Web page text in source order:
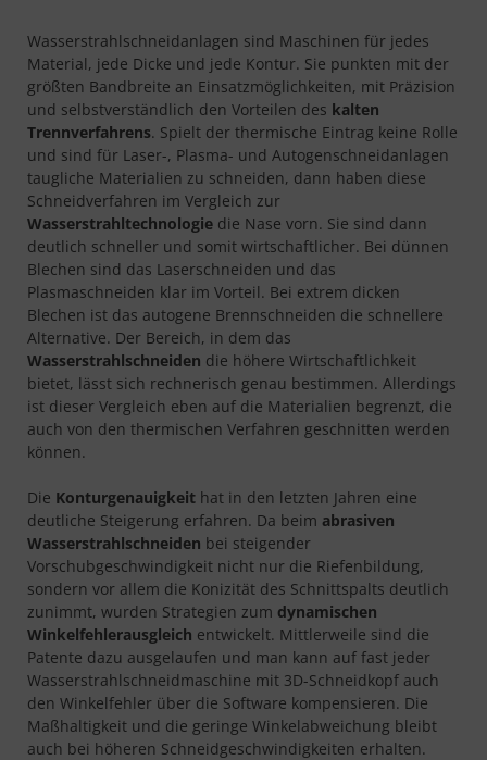
Wasserstrahlschneidanlagen sind Maschinen für jedes
Material, jede Dicke und jede Kontur. Sie punkten mit der
größten Bandbreite an Einsatzmöglichkeiten, mit Präzision
und selbstverständlich den Vorteilen des kalten
Trennverfahrens. Spielt der thermische Eintrag keine Rolle
und sind für Laser-, Plasma- und Autogenschneidanlagen
taugliche Materialien zu schneiden, dann haben diese
Schneidverfahren im Vergleich zur
Wasserstrahltechnologie die Nase vorn. Sie sind dann
deutlich schneller und somit wirtschaftlicher. Bei dünnen
Blechen sind das Laserschneiden und das
Plasmaschneiden klar im Vorteil. Bei extrem dicken
Blechen ist das autogene Brennschneiden die schnellere
Alternative. Der Bereich, in dem das
Wasserstrahlschneiden die höhere Wirtschaftlichkeit
bietet, lässt sich rechnerisch genau bestimmen. Allerdings
ist dieser Vergleich eben auf die Materialien begrenzt, die
auch von den thermischen Verfahren geschnitten werden
können.
Die Konturgenauigkeit hat in den letzten Jahren eine
deutliche Steigerung erfahren. Da beim abrasiven
Wasserstrahlschneiden bei steigender
Vorschubgeschwindigkeit nicht nur die Riefenbildung,
sondern vor allem die Konizität des Schnittspalts deutlich
zunimmt, wurden Strategien zum dynamischen
Winkelfehlerausgleich entwickelt. Mittlerweile sind die
Patente dazu ausgelaufen und man kann auf fast jeder
Wasserstrahlschneidmaschine mit 3D-Schneidkopf auch
den Winkelfehler über die Software kompensieren. Die
Maßhaltigkeit und die geringe Winkelabweichung bleibt
auch bei höheren Schneidgeschwindigkeiten erhalten.